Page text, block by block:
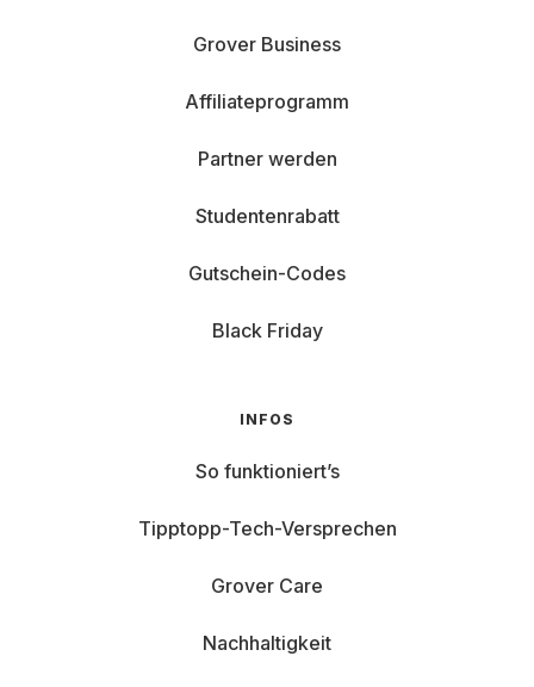
Grover Business
Affiliateprogramm
Partner werden
Studentenrabatt
Gutschein-Codes
Black Friday
INFOS
So funktioniert’s
Tipptopp-Tech-Versprechen
Grover Care
Nachhaltigkeit